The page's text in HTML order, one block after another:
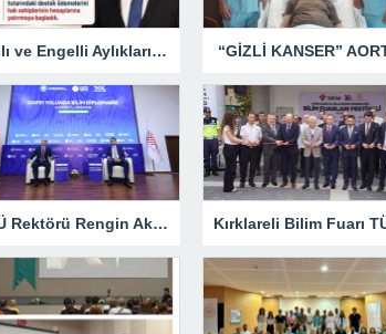
Yaşlı ve Engelli Aylıkları Hesaplara Yatırılmaya Başlandı
KLÜ Rektörü Rengin Ak, COP31 Akademi Lansmanına Katıldı